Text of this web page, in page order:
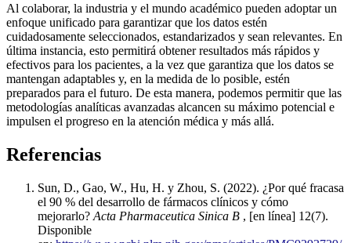
Al colaborar, la industria y el mundo académico pueden adoptar un
enfoque unificado para garantizar que los datos estén
cuidadosamente seleccionados, estandarizados y sean relevantes. En
última instancia, esto permitirá obtener resultados más rápidos y
efectivos para los pacientes, a la vez que garantiza que los datos se
mantengan adaptables y, en la medida de lo posible, estén
preparados para el futuro. De esta manera, podemos permitir que las
metodologías analíticas avanzadas alcancen su máximo potencial e
impulsen el progreso en la atención médica y más allá.
Referencias
Sun, D., Gao, W., Hu, H. y Zhou, S. (2022). ¿Por qué fracasa
el 90 % del desarrollo de fármacos clínicos y cómo
mejorarlo? Acta Pharmaceutica Sinica B , [en línea] 12(7).
Disponible